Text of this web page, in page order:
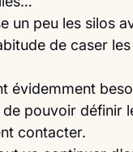
un peu les silos
de caser les
évidemment
pouvoir définir
contacter.